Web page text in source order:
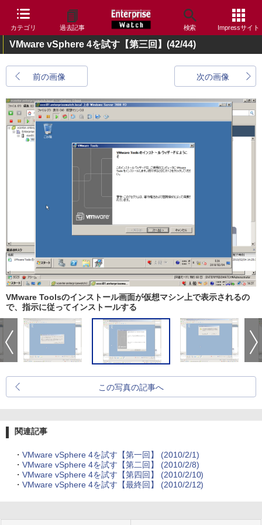
カテゴリ 過去記事 検索 Impressサイト
VMware vSphere 4を試す【第三回】 (42/44)
前の画像 次の画像
VMware Toolsのインストール画面が仮想マシン上で表示されるの
で、指示に従ってインストールする
この写真の記事へ
関連記事
・ VMware vSphere 4を試す【第一回】 (2010/2/1)
・ VMware vSphere 4を試す【第二回】 (2010/2/8)
・ VMware vSphere 4を試す【第四回】 (2010/2/10)
・ VMware vSphere 4を試す【最終回】 (2010/2/12)